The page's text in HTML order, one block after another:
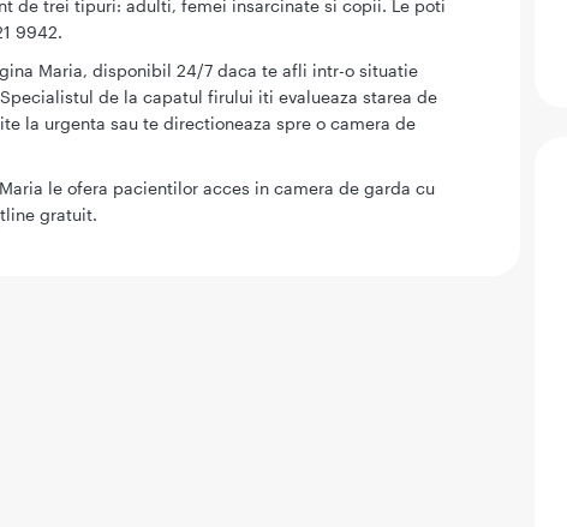
de trei tipuri: adulti, femei insarcinate si copii. Le poti
9942.
Maria, disponibil 24/7 daca te afli intr-o situatie
de la capatul firului iti evalueaza starea de
la urgenta sau te directioneaza spre o camera de
le ofera pacientilor acces in camera de garda cu
gratuit.